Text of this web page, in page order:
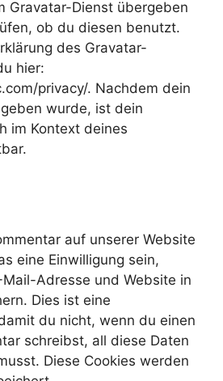
Gravatar-Dienst übergeben
ob du diesen benutzt.
des Gravatar-
hier:
privacy/. Nachdem dein
wurde, ist dein
im Kontext deines
auf unserer Website
eine Einwilligung sein,
Adresse und Website in
Dies ist eine
du nicht, wenn du einen
schreibst, all diese Daten
Diese Cookies werden